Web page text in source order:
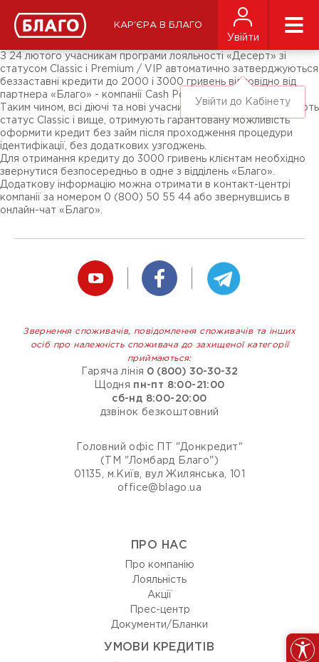
КАР'ЄРА В БЛАГО
Увійти
Увійти до Кабінету
ЗМІ про нас
Підписники соц-мереж
Ярмарки
З 24 лютого учасникам програми лояльності «Десерт» зі
статусом Classic і Premium / VIP автоматично затверджуються
беззаставні кредити до 2000 і 3000 гривень відповідно від
партнера «Благо» - компанії Cash Point.
Таким чином, всі діючі та нові учасники ПЛ «Десерт», що мають
статус Classic і вище, отримують гарантовану можливість
оформити кредит без займ після проходження процедури
ідентифікації, без додаткових узгоджень.
Для отримання кредиту до 3000 гривень клієнтам необхідно
звернутися безпосередньо в одне з відділень «Благо».
Додаткову інформацію можна отримати в контакт-центрі
компанії за номером 0 (800) 50 55 44 або звернувшись в
онлайн-чат «Благо».
Звернення споживачів, повідомлення споживачів та інших
осіб про належність споживача до захищеної категорії
приймаються:
Гаряча лінія 0 (800) 30-30-32
Щодня пн-пт 8:00-21:00
сб-нд 8:00-20:00
дзвінок безкоштовний
Головний офіс ПТ "Донкредит"
(ТМ "Ломбард Благо")
01135, м.Київ, вул Жилянська, 101
office@blago.ua
ПРО НАС
Про компанію
Лояльність
Акції
Прес-центр
Документи/Бланки
УМОВИ КРЕДИТІВ